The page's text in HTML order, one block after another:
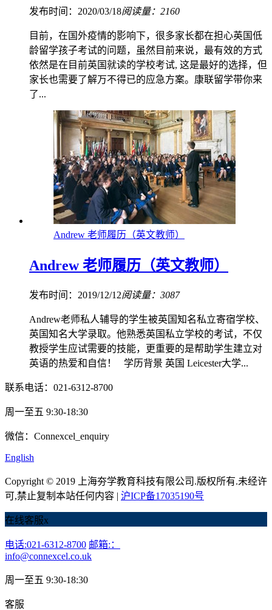
发布时间：2020/03/18阅读量：2160
目前，在国外疫情的影响下，很多家长都在担心英国低
龄留学孩子考试的问题，虽然目前来说，最有效的方式
依然是在目前英国就读的学校考试, 这是最好的选择，但
家长也需要了解万不得已的应急方案。康联留学带你来
了...
Andrew 老师履历（英文教师）
Andrew 老师履历（英文教师）
发布时间：2019/12/12阅读量：3087
Andrew老师私人辅导的学生被英国知名私立寄宿学校、
英国知名大学录取。他熟悉英国私立学校的考试，不仅
教授学生应试需要的技能，更重要的是帮助学生建立对
英语的热爱和自信！ 学历背景 英国 Leicester大学...
联系电话：021-6312-8700
周一至五 9:30-18:30
微信：Connexcel_enquiry
English
Copyright © 2019 上海夯学教育科技有限公司.版权所有.未经许
可,禁止复制本站任何内容 | 沪ICP备17035190号
在线客服x
电话:021-6312-8700 邮箱:：
info@connexcel.co.uk
周一至五 9:30-18:30
客服